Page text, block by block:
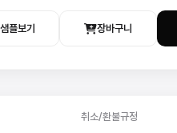
샘플보기 장바구니
취소/환불규정